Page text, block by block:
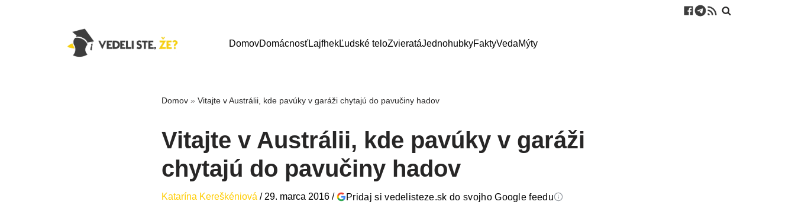
DomovDomácnosťLajfhekĽudské teloZvieratáJednohubkyFaktyVedaMýty
Domov » Vitajte v Austrálii, kde pavúky v garáži chytajú do pavučiny hadov
Vitajte v Austrálii, kde pavúky v garáži
chytajú do pavučiny hadov
Katarína Kereškéniová / 29. marca 2016 / Pridaj si vedelisteze.sk do svojho Google feedu